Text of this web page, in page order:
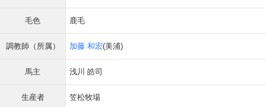
毛色 鹿毛
調教師（所属） 加藤 和宏(美浦)
馬主 浅川 皓司
生産者 笠松牧場